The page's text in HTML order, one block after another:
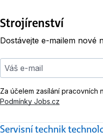
Strojírenství
Dostávejte e-mailem nové
Váš e-mail
Za účelem zasílání pracovních
Podmínky Jobs.cz
Servisní technik